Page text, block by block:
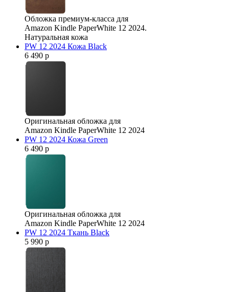
Обложка премиум-класса для
Amazon Kindle PaperWhite 12 2024.
Натуральная кожа
PW 12 2024 Кожа Black
6 490 р
Оригинальная обложка для
Amazon Kindle PaperWhite 12 2024
PW 12 2024 Кожа Green
6 490 р
Оригинальная обложка для
Amazon Kindle PaperWhite 12 2024
PW 12 2024 Ткань Black
5 990 р